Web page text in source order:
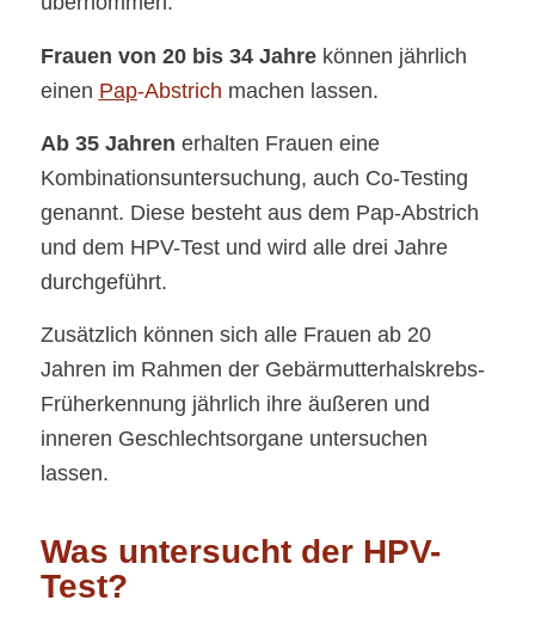
Frauen von 20 bis 34 Jahrekönnen jährlich
einen Pap-Abstrich machen lassen.
Ab 35 Jahren erhalten Frauen eine
Kombinationsuntersuchung, auch Co-Testing
genannt. Diese besteht aus dem Pap-Abstrich
und dem HPV-Test und wird alle drei Jahre
durchgeführt.
Zusätzlich können sich alle Frauen ab 20
Jahren im Rahmen der Gebärmutterhalskrebs-
Früherkennung jährlich ihre äußeren und
inneren Geschlechtsorgane untersuchen
lassen.
Was untersucht der HPV-
Test?